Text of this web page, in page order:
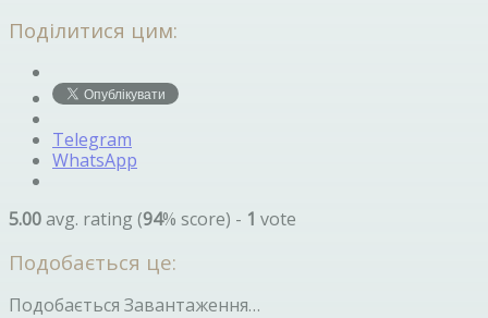
Поділитися цим:
Telegram
WhatsApp
5.00avg. rating (94% score) - 1 vote
Подобається це:
Подобається Завантаження…